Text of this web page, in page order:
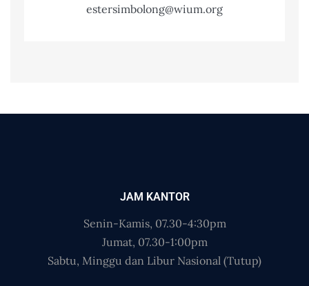
estersimbolong@wium.org
JAM KANTOR
Senin-Kamis, 07.30-4:30pm
Jumat, 07.30-1:00pm
Sabtu, Minggu dan Libur Nasional (Tutup)